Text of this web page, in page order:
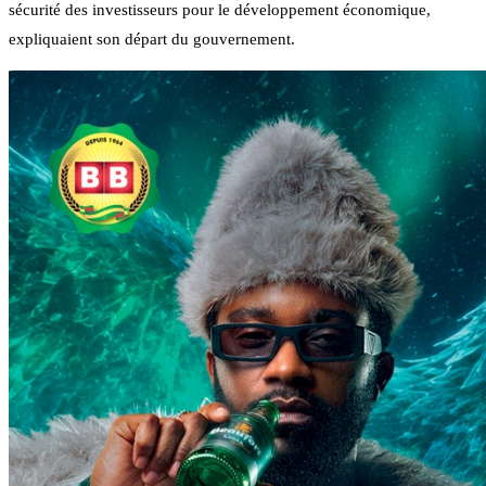
sécurité des investisseurs pour le développement économique,
expliquaient son départ du gouvernement.